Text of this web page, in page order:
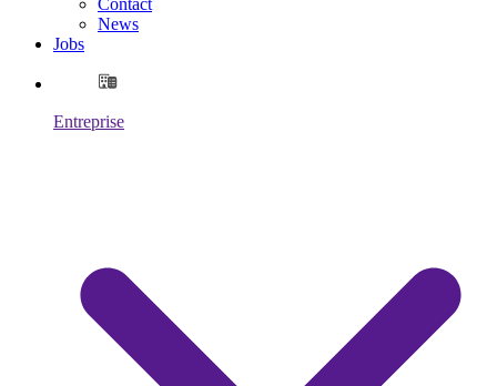
Contact
News
Jobs
Entreprise